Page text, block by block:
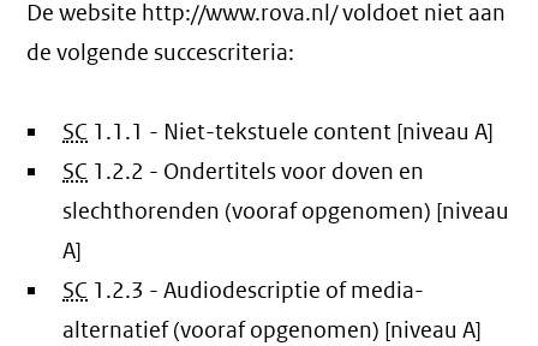
De website http://www.rova.nl/ voldoet niet aan
de volgende succescriteria:
SC 1.1.1 - Niet-tekstuele content [niveau A]
SC 1.2.2 - Ondertitels voor doven en
slechthorenden (vooraf opgenomen) [niveau
A]
SC 1.2.3 - Audiodescriptie of media-
alternatief (vooraf opgenomen) [niveau A]